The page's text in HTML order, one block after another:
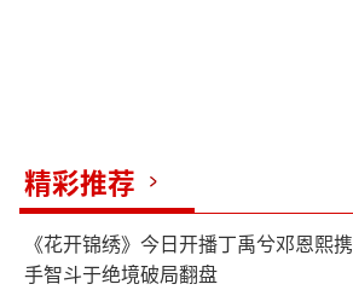
精彩推荐
《花开锦绣》今日开播丁禹兮邓恩熙携
手智斗于绝境破局翻盘